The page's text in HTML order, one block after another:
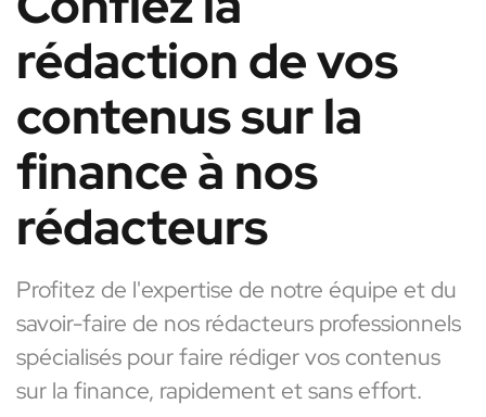
rédaction de vos
contenus sur la
finance à nos
rédacteurs
Profitez de l'expertise de notre équipe et du
savoir-faire de nos rédacteurs professionnels
spécialisés pour faire rédiger vos contenus
sur la finance, rapidement et sans effort.